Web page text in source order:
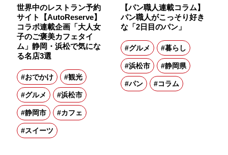
世界中のレストラン予約
サイト【AutoReserve】
コラボ連載企画「大人女
子のご褒美カフェタイ
ム」静岡・浜松で気にな
る名店3選
#おでかけ #観光
#グルメ #浜松市
#静岡市 #カフェ
#スイーツ
【パン職人連載コラム】
パン職人がこっそり好き
な「2日目のパン」
#グルメ #暮らし
#浜松市 #静岡県
#パン #コラム